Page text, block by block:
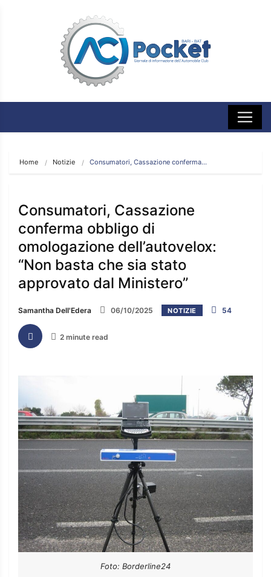
Home Notizie Consumatori, Cassazione conferma…
Consumatori, Cassazione
conferma obbligo di
omologazione dell’autovelox:
“Non basta che sia stato
approvato dal Ministero”
Samantha Dell'Edera 06/10/2025 NOTIZIE 54
2 minute read
Foto: Borderline24